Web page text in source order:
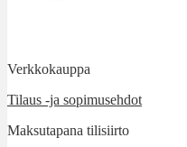
Verkkokauppa
Tilaus -ja sopimusehdot
Maksutapana tilisiirto